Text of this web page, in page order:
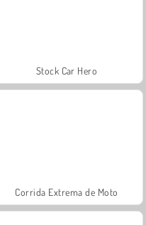
Stock Car Hero
Corrida Extrema de Moto